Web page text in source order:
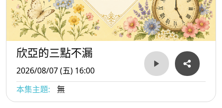
欣亞的三點不漏
2026/08/07 (五) 16:00
本集主題:
無